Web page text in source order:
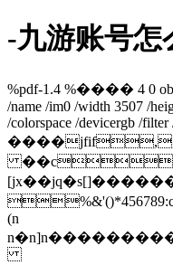
-九游账号怎
%pdf-1.4 %���� 4 0 obj
/name /im0 /width 3507 /
/colorspace /devicergb /
��c
(n